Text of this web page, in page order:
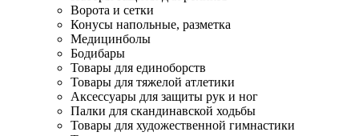
Ворота и сетки
Конусы напольные, разметка
Медицинболы
Бодибары
Товары для единоборств
Товары для тяжелой атлетики
Аксессуары для защиты рук и ног
Палки для скандинавской ходьбы
Товары для художественной гимнастики